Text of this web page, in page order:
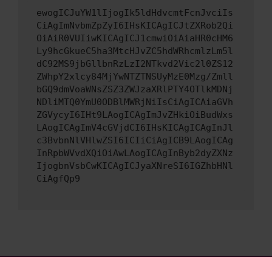
ewogICJuYW1lIjogIk5ldHdvcmtFcnJvciIs
CiAgImNvbmZpZyI6IHsKICAgICJtZXRob2Qi
OiAiR0VUIiwKICAgICJ1cmwiOiAiaHR0cHM6
Ly9hcGkueC5ha3MtcHJvZC5hdWRhcmlzLm5l
dC92MS9jbGllbnRzLzI2NTkvd2Vic2l0ZS12
ZWhpY2xlcy84MjYwNTZTNSUyMzE0Mzg/Zmll
bGQ9dmVoaWNsZSZ3ZWJzaXRlPTY4OTlkMDNj
NDliMTQ0YmU0ODBlMWRjNiIsCiAgICAiaGVh
ZGVycyI6IHt9LAogICAgImJvZHkiOiBudWxs
LAogICAgImV4cGVjdCI6IHsKICAgICAgInJl
c3BvbnNlVHlwZSI6ICIiCiAgICB9LAogICAg
InRpbWVvdXQiOiAwLAogICAgInByb2dyZXNz
IjogbnVsbCwKICAgICJyaXNreSI6IGZhbHNl
CiAgfQp9